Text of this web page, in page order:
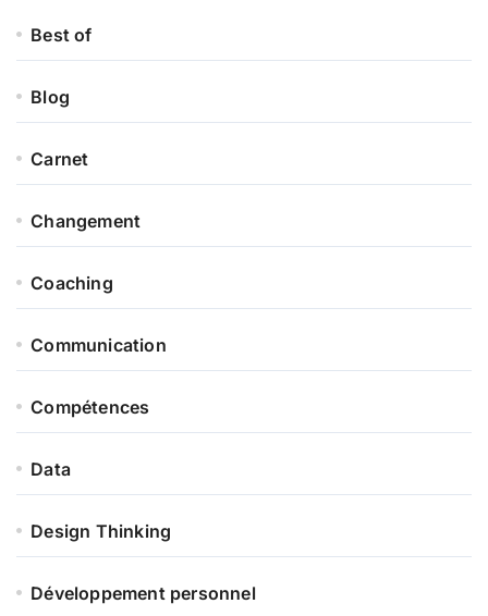
Best of
Blog
Carnet
Changement
Coaching
Communication
Compétences
Data
Design Thinking
Développement personnel